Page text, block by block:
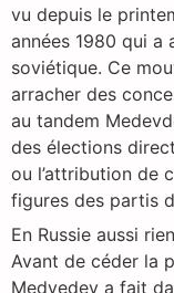
vu depuis le
années 1980 qui a
soviétique. Ce
arracher des
au tandem
des élections
ou l’attribution de
figures des partis
En Russie aussi
Avant de céder la
Medvedev a fait